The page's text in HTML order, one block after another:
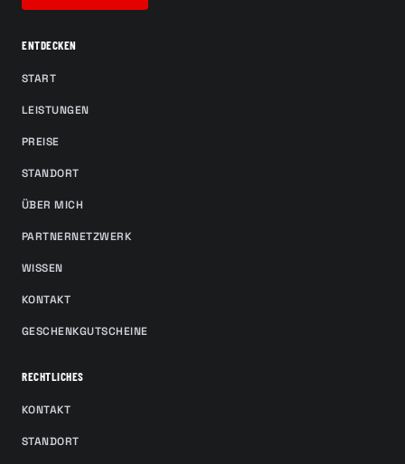
ENTDECKEN
START
LEISTUNGEN
PREISE
STANDORT
ÜBER MICH
PARTNERNETZWERK
WISSEN
KONTAKT
GESCHENKGUTSCHEINE
RECHTLICHES
KONTAKT
STANDORT